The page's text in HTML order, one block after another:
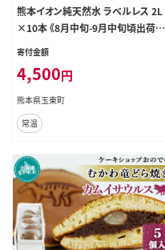
熊本イオン純天然水 ラベルレス 2L
×10本 《8月中旬-9月中旬頃出荷》2
l 水 飲料水 ナチュラルミネラルウォ
国産 天然水 くまモン パッケージ ---
gkt_lcl_735_10h---
寄付金額
4,500円
熊本県玉東町
常温